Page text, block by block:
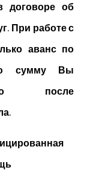
договоре об
При работе с
аванс по
сумму Вы
после